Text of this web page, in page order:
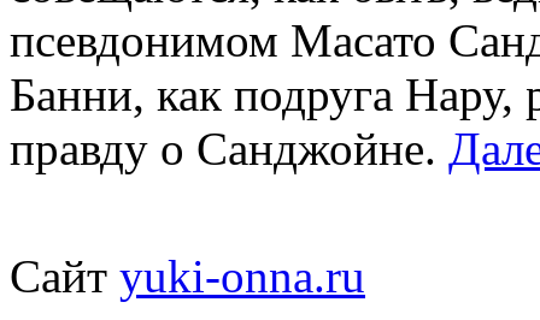
псевдонимом Масато
Банни, как подруга Нару,
правду о Санджойне.
Сайт yuki-onna.ru